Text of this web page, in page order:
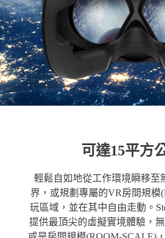
可達15平方
輕鬆自如地從工作環境瞬移至
界，或規劃專屬的VR房間規模
玩區域，並在其中自由走動。
提供最頂尖的虛擬實境體驗，